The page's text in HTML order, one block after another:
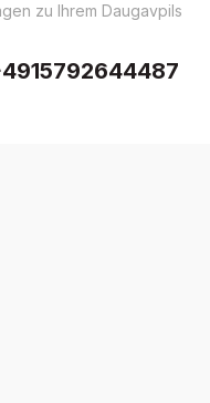
zu Ihrem Daugavpils